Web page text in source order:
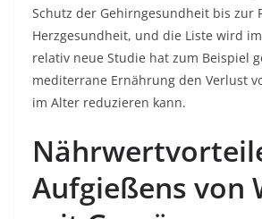
Schutz der Gehirngesundheit bis zur
Herzgesundheit, und die Liste wird
relativ neue Studie hat zum Beispiel
mediterrane Ernährung den Verlust
im Alter reduzieren kann.
Aufgießens von